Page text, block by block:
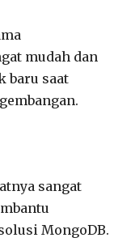
mudah dan
baru saat
sangat
MongoDB.